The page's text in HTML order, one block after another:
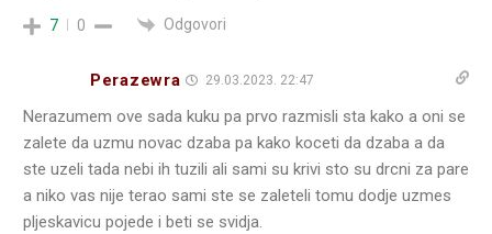
7 0 Odgovori
Perazewra 29.03.2023. 22:47
Nerazumem ove sada kuku pa prvo razmisli sta kako a oni se
zalete da uzmu novac dzaba pa kako koceti da dzaba a da
ste uzeli tada nebi ih tuzili ali sami su krivi sto su drcni za pare
a niko vas nije terao sami ste se zaleteli tomu dodje uzmes
pljeskavicu pojede i beti se svidja.